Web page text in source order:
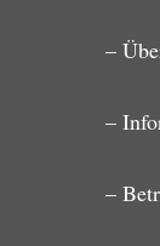
–
–
–